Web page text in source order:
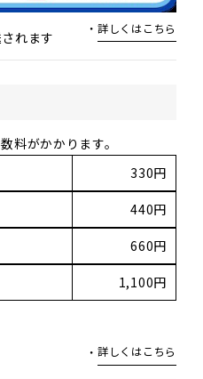
詳しくはこちら
れます
詳しくはこちら
料がかかります。
330円
440円
660円
1,100円